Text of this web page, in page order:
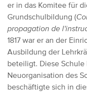
er in das Komitee für
Grundschulbildung (
propagation de
1817 war er an der
Ausbildung der
beteiligt. Diese
Neuorganisation des
beschäftigte sich in